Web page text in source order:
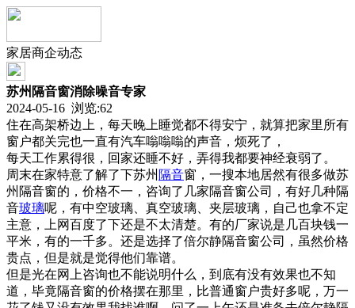
家居商企动态
苏州隔音窗消除噪音专家
2024-05-16 浏览:62
住在高架桥边上，每天晚上睡觉都不得安宁，就算把家里所有
窗户都关完也一直有汽车嗡嗡嗡的声音，烦死了，
每天工作累得很，回家还睡不好，弄得我都要神经衰弱了。
周末在家特意了解了下苏州 隔音窗，一搜本地居然有很多做苏
州隔音窗的，价格不一，咨询了几家隔音窗公司，有好几种隔
音玻璃呢，有中空玻璃、真空玻璃、夹层玻璃，自己也拿不定
主意，上网百度了下还是不太清楚。有的厂家说是几百块钱一
平米，有的一千多。还是选择了倍尔静隔音窗公司，虽然价格
贵点，但是就是觉得他们靠谱。
但是光在网上咨询也不能说明什么，到底有没有效果也不知
道，毕竟隔音窗的价格摆在那里，比普通窗户贵好多呢，万一